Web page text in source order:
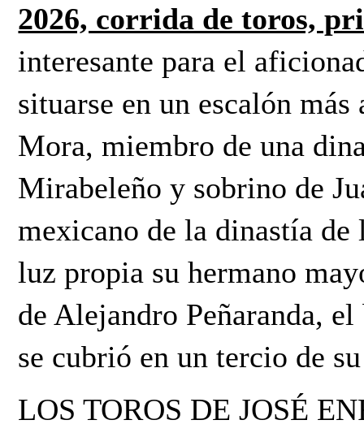
2026, corrida de toros,
interesante para el
situarse en un escalón
Mora, miembro de una
Mirabeleño y sobrino de
mexicano de la dinastía
luz propia su hermano
de Alejandro Peñaranda,
se cubrió en un tercio de
LOS TOROS DE JOSÉ